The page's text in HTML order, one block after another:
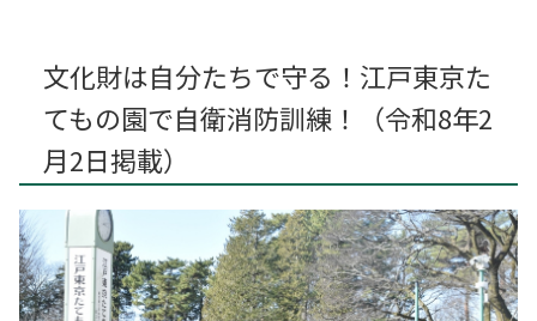
文化財は自分たちで守る！江戸東京た
てもの園で自衛消防訓練！（令和8年2
月2日掲載）